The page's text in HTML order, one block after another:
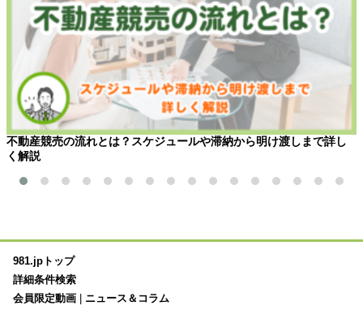
不動産競売の流れとは？スケジュールや滞納から明け渡しまで詳し
く解説
981.jpトップ
詳細条件検索
会員限定動画
ニュース＆コラム